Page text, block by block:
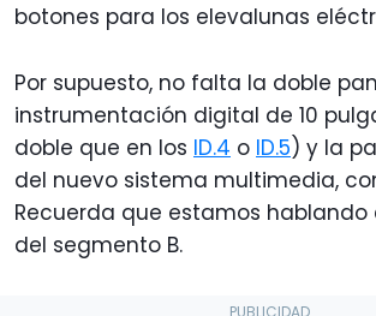
botones para los elevalunas
Por supuesto, no falta la doble
instrumentación digital de 10
doble que en los ID.4 o ID.5) y la
del nuevo sistema multimedia,
Recuerda que estamos hablando
del segmento B.